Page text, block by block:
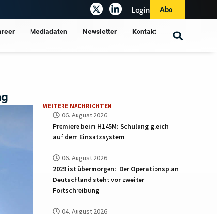
Login Abo
Mediadaten Newsletter Kontakt
WEITERE NACHRICHTEN
06. August 2026
Premiere beim H145M: Schulung gleich
auf dem Einsatzsystem
06. August 2026
2029 ist übermorgen: Der Operationsplan
Deutschland steht vor zweiter
Fortschreibung
04. August 2026